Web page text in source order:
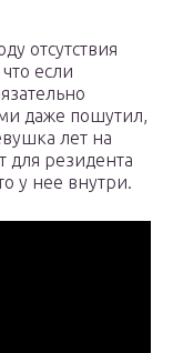
отсутствия
если
даже пошутил,
лет на
для резидента
у нее внутри.